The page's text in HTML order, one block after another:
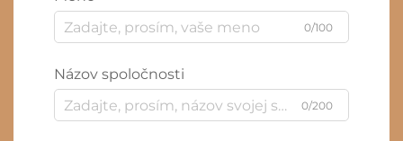
0/100
Názov spoločnosti
0/200